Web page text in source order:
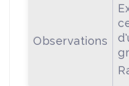
Observations